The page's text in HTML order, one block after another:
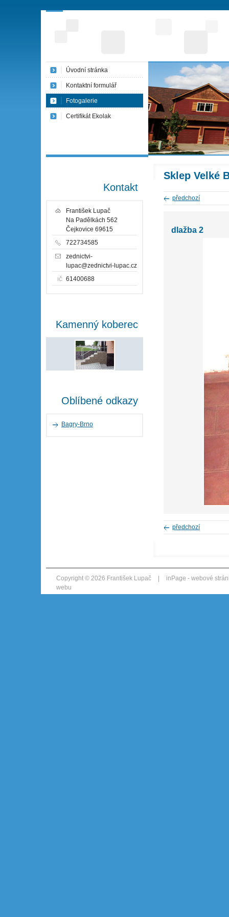
Sklep Velké
předchozí
dlažba 2
předchozí
Úvodní stránka
Kontaktní formulář
Fotogalerie
Certifikát Ekolak
Kontakt
František Lupač
Na Padělkách 562
Čejkovice 69615
722734585
zednictvi-
lupac@zednictvi-lupac.cz
IČ 61400688
Kamenný koberec
Oblíbené odkazy
Bagry-Brno
Copyright © 2026 František Lupač | inPage - webové
webu